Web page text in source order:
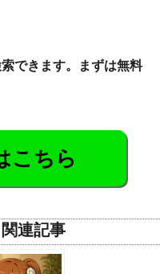
できます。まずは無料
こちら
連記事